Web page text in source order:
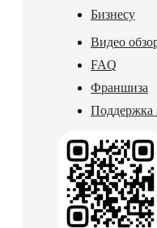
Бизнесу
Видео
FAQ
Франшиза
Поддержка